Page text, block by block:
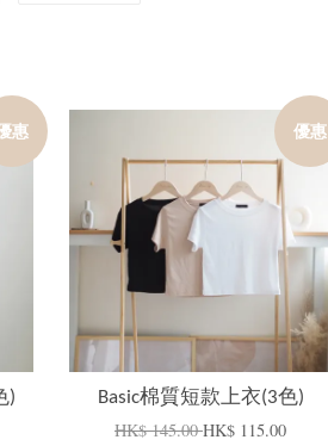
惠
)
優惠
Basic棉質短款上衣(3色)
HK$ 145.00HK$ 115.00